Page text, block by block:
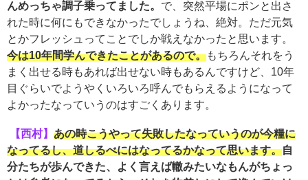
んめっちゃ調子乗ってました。 で、突然平場にポンと出さ
れた時に何にもできなかったでしょうね、絶対。ただ元気
とかフレッシュってことでしか戦えなかったと思います。
今は10年間学んできたことがあるので。もちろんそれをう
まく出せる時もあれば出せない時もあるんですけど、10年
目ぐらいでようやくいろいろ呼んでもらえるようになって
よかったなっていうのはすごくあります。
【西村】 あの時こうやって失敗したなっていうのが今糧に
なってるし、道しるべにはなってるかなって思います。自
分たちが歩んできた、よく言えば轍みたいなもんがちょっ